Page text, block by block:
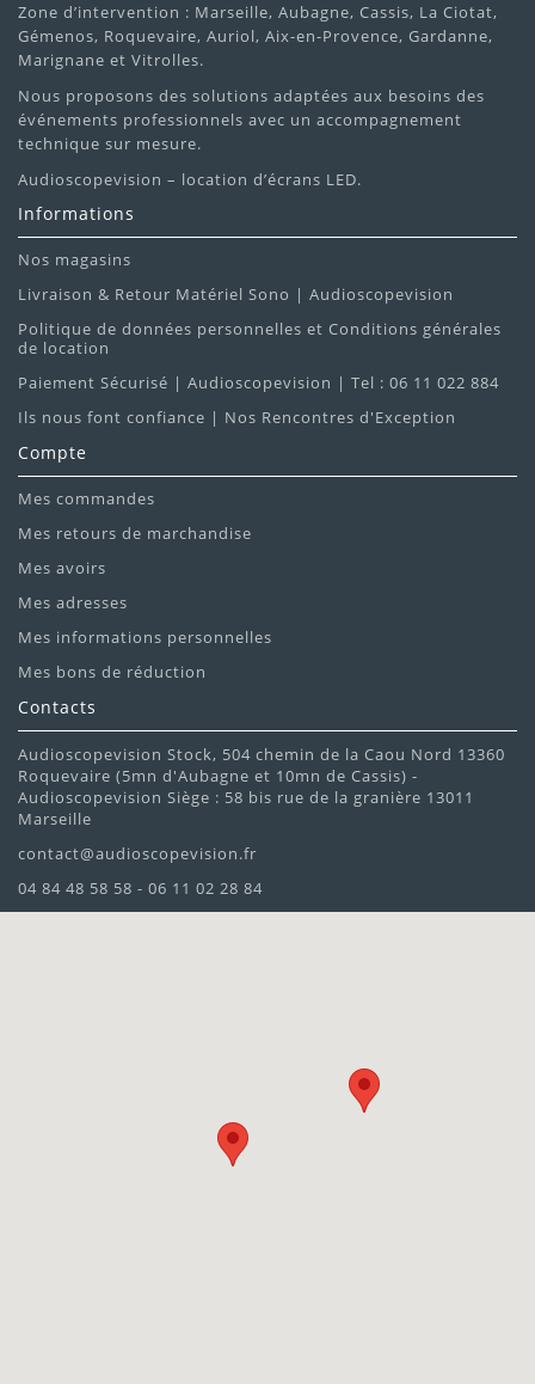
Zone d’intervention : Marseille, Aubagne, Cassis, La Ciotat,
Gémenos, Roquevaire, Auriol, Aix-en-Provence, Gardanne,
Marignane et Vitrolles.
Nous proposons des solutions adaptées aux besoins des
événements professionnels avec un accompagnement
technique sur mesure.
Audioscopevision – location d’écrans LED.
Informations
Nos magasins
Livraison & Retour Matériel Sono | Audioscopevision
Politique de données personnelles et Conditions générales
de location
Paiement Sécurisé | Audioscopevision | Tel : 06 11 022 884
Ils nous font confiance | Nos Rencontres d'Exception
Compte
Mes commandes
Mes retours de marchandise
Mes avoirs
Mes adresses
Mes informations personnelles
Mes bons de réduction
Contacts
Audioscopevision Stock, 504 chemin de la Caou Nord 13360
Roquevaire (5mn d'Aubagne et 10mn de Cassis) -
Audioscopevision Siège : 58 bis rue de la granière 13011
Marseille
contact@audioscopevision.fr
04 84 48 58 58 - 06 11 02 28 84